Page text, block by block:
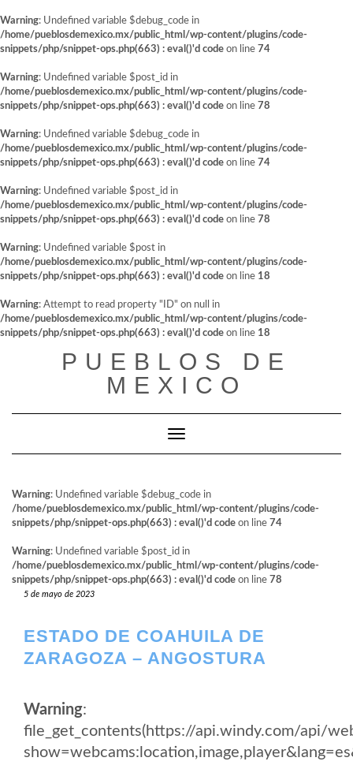
Warning: Undefined variable $debug_code in
/home/pueblosdemexico.mx/public_html/wp-content/plugins/code-
snippets/php/snippet-ops.php(663) : eval()'d code on line 74
Warning: Undefined variable $post_id in
/home/pueblosdemexico.mx/public_html/wp-content/plugins/code-
snippets/php/snippet-ops.php(663) : eval()'d code on line 78
Warning: Undefined variable $debug_code in
/home/pueblosdemexico.mx/public_html/wp-content/plugins/code-
snippets/php/snippet-ops.php(663) : eval()'d code on line 74
Warning: Undefined variable $post_id in
/home/pueblosdemexico.mx/public_html/wp-content/plugins/code-
snippets/php/snippet-ops.php(663) : eval()'d code on line 78
Warning: Undefined variable $post in
/home/pueblosdemexico.mx/public_html/wp-content/plugins/code-
snippets/php/snippet-ops.php(663) : eval()'d code on line 18
Warning: Attempt to read property "ID" on null in
/home/pueblosdemexico.mx/public_html/wp-content/plugins/code-
snippets/php/snippet-ops.php(663) : eval()'d code on line 18
PUEBLOS DE
MEXICO
Cambiar modo de navegación
Warning: Undefined variable $debug_code in
/home/pueblosdemexico.mx/public_html/wp-content/plugins/code-
snippets/php/snippet-ops.php(663) : eval()'d code on line 74
Warning: Undefined variable $post_id in
/home/pueblosdemexico.mx/public_html/wp-content/plugins/code-
snippets/php/snippet-ops.php(663) : eval()'d code on line 78
5 de mayo de 2023
ESTADO DE COAHUILA DE
ZARAGOZA – ANGOSTURA
Warning:
file_get_contents(https://api.windy.com/api/